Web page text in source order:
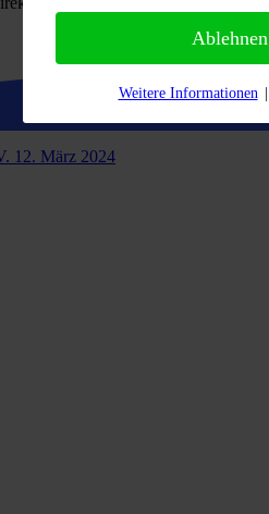
12. März 2024
Ablehnen
Weitere Informationen